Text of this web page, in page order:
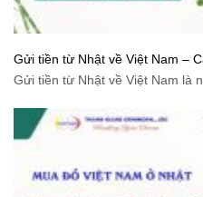
Gửi tiền từ Nhật về Việt Nam –
và tiết kiệm
Gửi tiền từ Nhật về Việt Nam là